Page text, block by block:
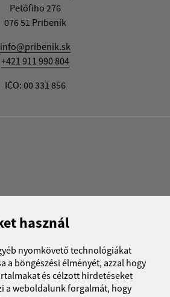
használ
nyomkövető technológiákat
a böngészési élményét, azzal hogy
és célzott hirdetéseket
a weboldalunk forgalmát, hogy
Petőfiho 276
076 51 Pribeník
info@pribenik.sk
+421 911 990 804
IČO: 00 331 856